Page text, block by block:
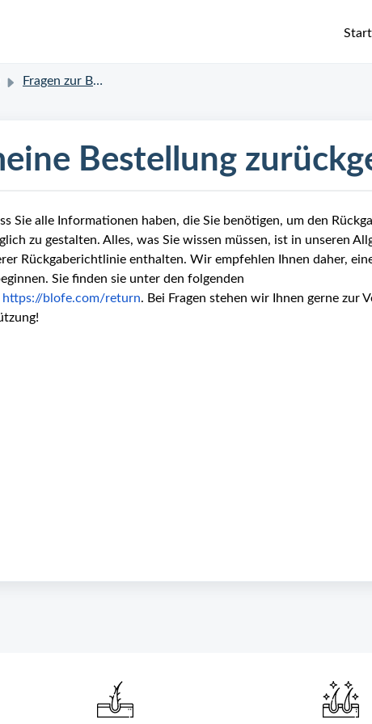
Start
Fragen zur Bestellung
Bestellung
Sie alle Informationen haben, die Sie benötigen, um den
zu gestalten. Alles, was Sie wissen müssen, ist in unseren
Rückgaberichtlinie enthalten. Wir empfehlen Ihnen daher,
Sie finden sie unter den folgenden
https://blofe.com/return. Bei Fragen stehen wir Ihnen gerne zur